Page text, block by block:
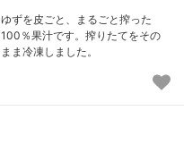
ゆずを皮ごと、まるごと搾った
100％果汁です。搾りたてをその
まま冷凍しました。